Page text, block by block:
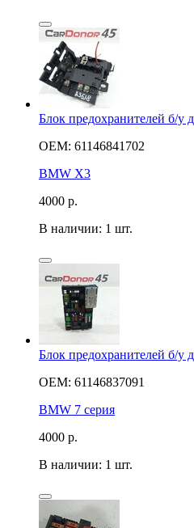
Блок предохранителей б/у
OEM: 61146841702
BMW X3
4000 р.
В наличии: 1 шт.
Блок предохранителей б/у
OEM: 61146837091
BMW 7 серия
4000 р.
В наличии: 1 шт.